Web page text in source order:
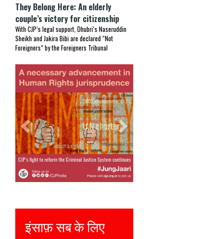
They Belong Here: An elderly
couple’s victory for citizenship
With CJP’s legal support, Dhubri’s Naseruddin
Sheikh and Jakira Bibi are declared “Not
Foreigners” by the Foreigners Tribunal
Previous Next
Justice for all